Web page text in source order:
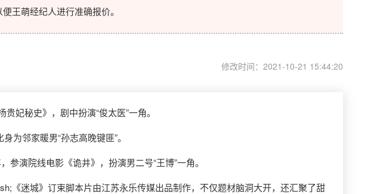
王萌经纪人进行准确报价。
修改时间：2021-10-21 15:44:20
秘史》，剧中扮演“俊太医”一角。
邻家暖男“孙志高晚键匪”。
演院线电影《诡井》，扮演男二号“王博”一角。
迷城》订束脚本片由江苏永乐传媒出品制作，不仅题材脑洞大开，还汇聚了甜